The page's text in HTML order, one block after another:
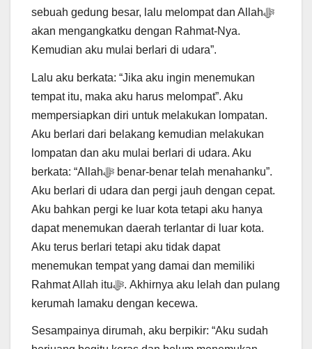
sebuah gedung besar, lalu melompat dan Allahﷻ
akan mengangkatku dengan Rahmat-Nya.
Kemudian aku mulai berlari di udara”.
Lalu aku berkata: “Jika aku ingin menemukan
tempat itu, maka aku harus melompat”. Aku
mempersiapkan diri untuk melakukan lompatan.
Aku berlari dari belakang kemudian melakukan
lompatan dan aku mulai berlari di udara. Aku
berkata: “Allahﷻ benar-benar telah menahanku”.
Aku berlari di udara dan pergi jauh dengan cepat.
Aku bahkan pergi ke luar kota tetapi aku hanya
dapat menemukan daerah terlantar di luar kota.
Aku terus berlari tetapi aku tidak dapat
menemukan tempat yang damai dan memiliki
Rahmat Allah ituﷻ. Akhirnya aku lelah dan pulang
kerumah lamaku dengan kecewa.
Sesampainya dirumah, aku berpikir: “Aku sudah